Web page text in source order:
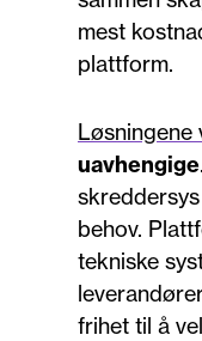
mest
plattform.
Løsningene
uavhengige
behov.
tekniske
frihet til å